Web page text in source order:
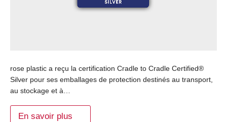
rose plastic a reçu la certification Cradle to Cradle Certified®
Silver pour ses emballages de protection destinés au transport,
au stockage et à…
En savoir plus